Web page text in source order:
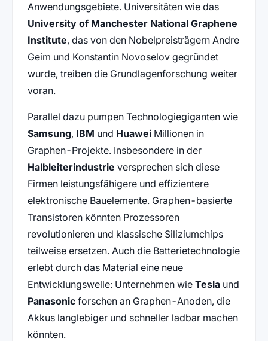
Anwendungsgebiete. Universitäten wie das
University of Manchester National Graphene
Institute, das von den Nobelpreisträgern Andre
Geim und Konstantin Novoselov gegründet
wurde, treiben die Grundlagenforschung weiter
voran.
Parallel dazu pumpen Technologiegiganten wie
Samsung, IBM und HuaweiMillionen in
Graphen-Projekte. Insbesondere in der
Halbleiterindustrie versprechen sich diese
Firmen leistungsfähigere und effizientere
elektronische Bauelemente. Graphen-basierte
Transistoren könnten Prozessoren
revolutionieren und klassische Siliziumchips
teilweise ersetzen. Auch die Batterietechnologie
erlebt durch das Material eine neue
Entwicklungswelle: Unternehmen wie Teslaund
Panasonicforschen an Graphen-Anoden, die
Akkus langlebiger und schneller ladbar machen
könnten.